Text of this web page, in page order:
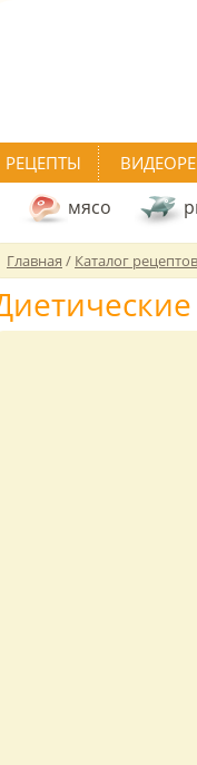
РЕЦЕПТЫ
мясо
Главная / Каталог рецептов